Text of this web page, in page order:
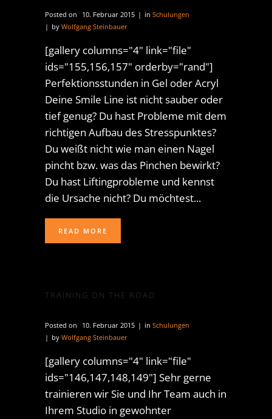
Posted on 10. Februar 2015 in Schulungen
by Wolfgang Steinbauer
[gallery columns="4" link="file"
ids="155,156,157" orderby="rand"]
Perfektionsstunden in Gel oder Acryl
Deine Smile Line ist nicht sauber oder
tief genug? Du hast Probleme mit dem
richtigen Aufbau des Stresspunktes?
Du weißt nicht wie man einen Nagel
pincht bzw. was das Pinchen bewirkt?
Du hast Liftingprobleme und kennst
die Ursache nicht? Du möchtest...
READ MORE
TRAINING ON THE ROAD
Posted on 10. Februar 2015 in Schulungen
by Wolfgang Steinbauer
[gallery columns="4" link="file"
ids="146,147,148,149"] Sehr gerne
trainieren wir Sie und Ihr Team auch in
Ihrem Studio in gewohnter